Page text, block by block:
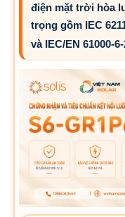
điện mặt trời hòa
trọng gồm IEC
và IEC/EN 61000-